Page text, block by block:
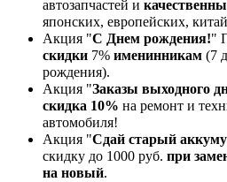
автозапчастей и
японских, европейских,
Акция "С Днем рождения!"
скидки 7% именинникам (7
рождения).
Акция "Заказы выходного
скидка 10% на ремонт и
автомобиля!
Акция "Сдай старый
скидку до 1000 руб. при
на новый.